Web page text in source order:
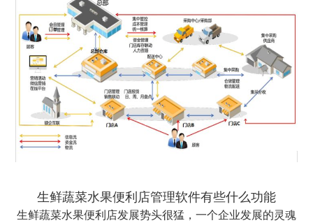
生鲜蔬菜水果便利店管理软件有些什么功能
生鲜蔬菜水果便利店发展势头很猛，一个企业发展的灵魂